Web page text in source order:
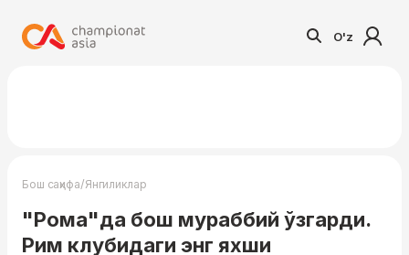
O'z
Бош саҳифа/Янгиликлар
"Рома"да бош мураббий ўзгарди.
Рим клубидаги энг яхши